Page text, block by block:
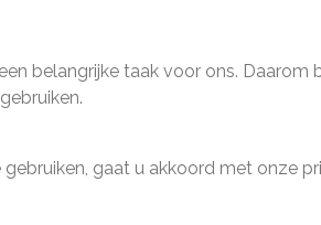
belangrijke taak voor ons.
gaat u akkoord met onze